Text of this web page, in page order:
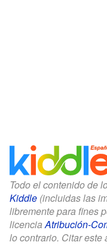
Todo el contenido de
Kiddle (incluidas las
libremente para fines
licenciaAtribución-
lo contrario. Citar este